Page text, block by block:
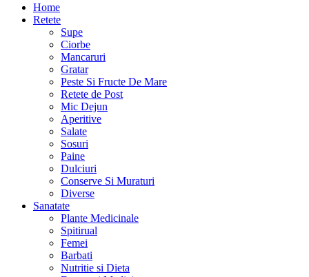
Home
Retete
Supe
Ciorbe
Mancaruri
Gratar
Peste Si Fructe De Mare
Retete de Post
Mic Dejun
Aperitive
Salate
Sosuri
Paine
Dulciuri
Conserve Si Muraturi
Diverse
Sanatate
Plante Medicinale
Spitirual
Femei
Barbati
Nutritie si Dieta